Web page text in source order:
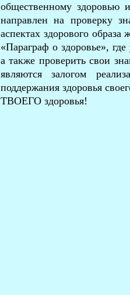
общественному здоровью
направлен на проверку
аспектах здорового
«Параграф о здоровье»,
а также проверить свои
являются залогом
поддержания здоровья
ТВОЕГО здоровья!